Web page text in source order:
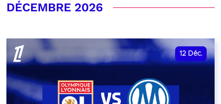
DÉCEMBRE 2026
12 Déc.